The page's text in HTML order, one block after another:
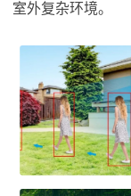
室外复杂环境。